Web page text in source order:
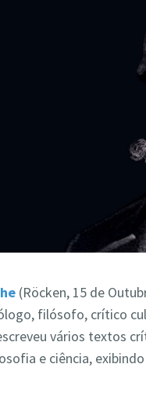
(Röcken, 15 de
filósofo, crítico
vários textos
e ciência,